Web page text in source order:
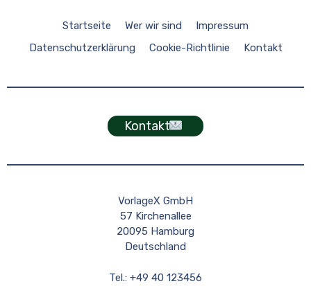
Startseite Wer wir sind
Impressum
Datenschutzerklärung
Cookie-Richtlinie Kontakt
Kontakt
VorlageX GmbH
57 Kirchenallee
20095 Hamburg
Deutschland
Tel.: +49 40 123456